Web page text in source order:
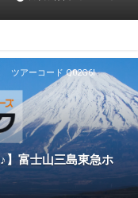
ツアーコード Q02G6I
】富士山三島東急ホ